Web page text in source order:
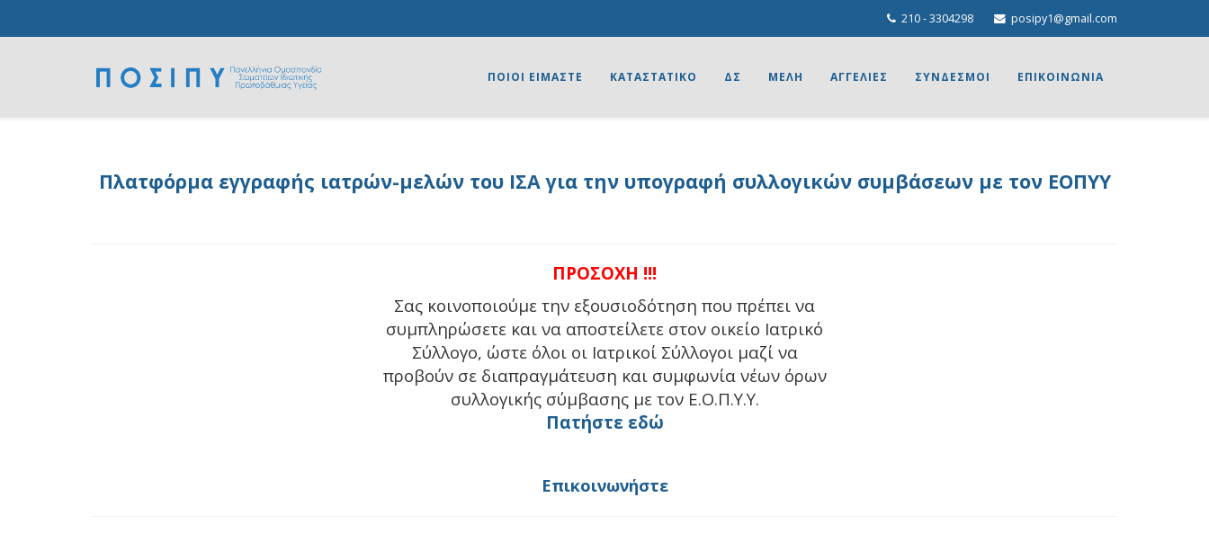
210 - 3304298 posipy1@gmail.com
ΠΟΙΟΙ ΕΙΜΑΣΤΕ ΚΑΤΑΣΤΑΤΙΚΟ ΔΣ ΜΕΛΗ ΑΓΓΕΛΙΕΣ ΣΥΝΔΕΣΜΟΙ ΕΠΙΚΟΙΝΩΝΙΑ
Πλατφόρμα εγγραφής ιατρών-μελών του ΙΣΑ για την υπογραφή συλλογικών συμβάσεων με τον ΕΟΠΥΥ
ΠΡΟΣΟΧΗ !!!
Σας κοινοποιούμε την εξουσιοδότηση που πρέπει να
συμπληρώσετε και να αποστείλετε στον οικείο Ιατρικό
Σύλλογο, ώστε όλοι οι Ιατρικοί Σύλλογοι μαζί να
προβούν σε διαπραγμάτευση και συμφωνία νέων όρων
συλλογικής σύμβασης με τον Ε.Ο.Π.Υ.Υ.
Πατήστε εδώ
Επικοινωνήστε